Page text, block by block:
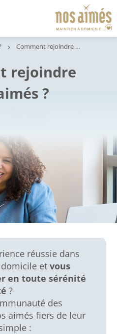
Comment rejoindre Nos aimés ?
rejoindre
?
réussie dans
domicile etvous
en toute sérénité
?
des
aimés fiers de leur
: